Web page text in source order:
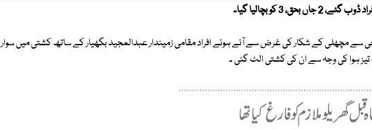
مچھلی کے شکار کی غرض سے آئے ہوئے افراد مقامی زمیندار عبدالمجید بگھیار کے ساتھ کشتی میں سوار
ہوا کی وجہ سے ان کی کشتی الٹ گئی ۔